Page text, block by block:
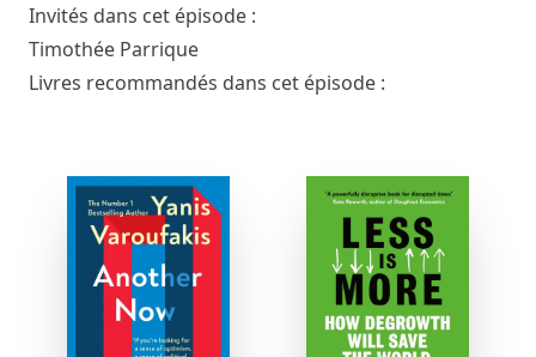
Invités dans cet épisode :
Timothée Parrique
Livres recommandés dans cet épisode :
Livres les plus recommandés